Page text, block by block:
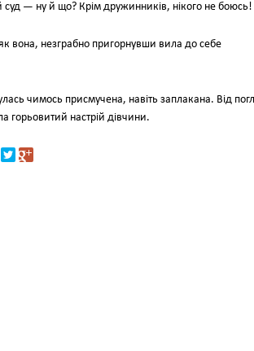
— ну й що? Крім дружинників, нікого не боюсь!
вона, незграбно пригорнувши вила до себе
чимось присмучена, навіть заплакана. Від
горьовитий настрій дівчини.